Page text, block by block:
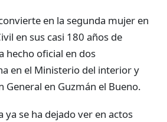
en la segunda mujer en
en sus casi 180 años de
hecho oficial en dos
en el Ministerio del interior y
General en Guzmán el Bueno.
ya se ha dejado ver en actos